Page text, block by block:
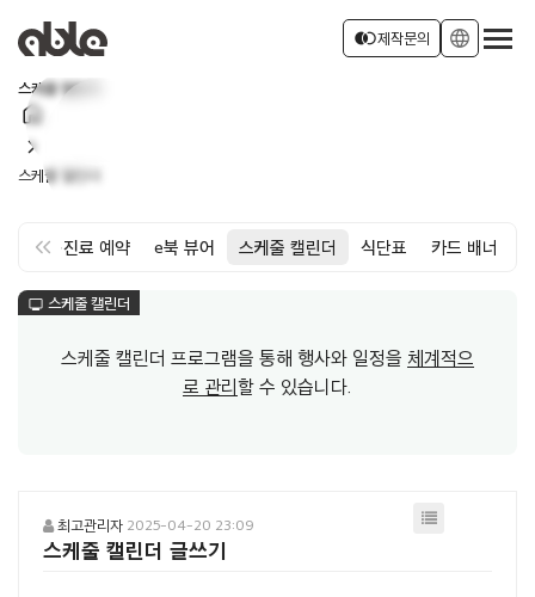
join_left제작문의 language
스케줄 캘린더
home
chevron_right
스케줄 캘린더
keyboard_double_arrow_left
면회·진료 예약 e북 뷰어 스케줄 캘린더 식단표 카드 배너
monitor 스케줄 캘린더
스케줄 캘린더 프로그램을 통해 행사와 일정을 체계적으
로 관리할 수 있습니다.
최고관리자 2025-04-20 23:09
스케줄 캘린더 글쓰기